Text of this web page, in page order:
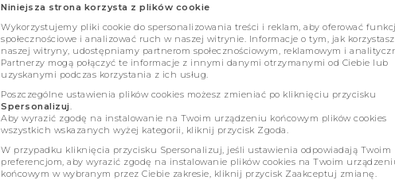
Niniejsza strona korzysta z plików cookie
Wykorzystujemy pliki cookie do spersonalizowania treści i reklam, aby oferować
społecznościowe i analizować ruch w naszej witrynie. Informacje o tym, jak
naszej witryny, udostępniamy partnerom społecznościowym, reklamowym i
Partnerzy mogą połączyć te informacje z innymi danymi otrzymanymi od Ciebie lub
uzyskanymi podczas korzystania z ich usług.
Poszczególne ustawienia plików cookies możesz zmieniać po kliknięciu przycisku
Spersonalizuj
Aby wyrazić zgodę na instalowanie na Twoim urządzeniu końcowym plików cookies
wszystkich wskazanych wyżej kategorii, kliknij przycisk Zgoda.
W przypadku kliknięcia przycisku Spersonalizuj, jeśli ustawienia odpowiadają Twoim
preferencjom, aby wyrazić zgodę na instalowanie plików cookies na Twoim
końcowym w wybranym przez Ciebie zakresie, kliknij przycisk Zaakceptuj zmianę.